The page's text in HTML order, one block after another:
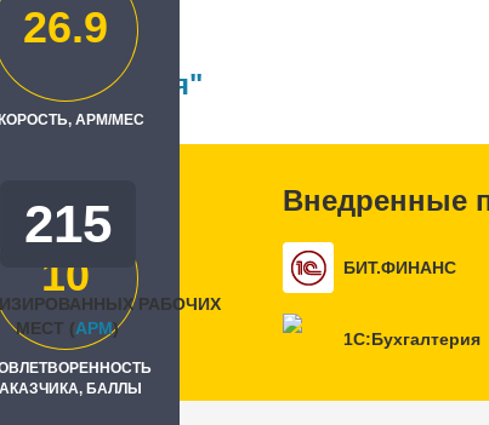
26.9
АРМ/МЕС
10
БАЛЛЫ
215
РАБОЧИХ
МЕСТ (APM)
Внедренные
БИТ.ФИНАНС
1С:Бухгалтерия